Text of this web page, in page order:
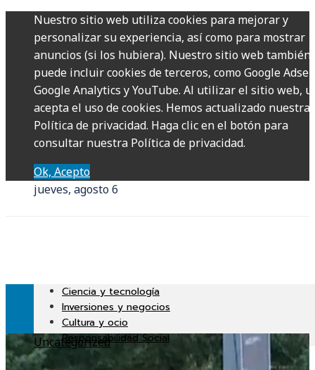
Nuestro sitio web utiliza cookies para mejorar y
personalizar su experiencia, así como para mostrar
anuncios (si los hubiera). Nuestro sitio web también
puede incluir cookies de terceros, como Google
Google Analytics y YouTube. Al utilizar el sitio web,
acepta el uso de cookies. Hemos actualizado nuestra
Política de privacidad. Haga clic en el botón para
consultar nuestra Política de privacidad.
Ok, Acepto
jueves, agosto 6
Ciencia y tecnología
Inversiones y negocios
Cultura y ocio
Responsabilidad Social
Uncategorized